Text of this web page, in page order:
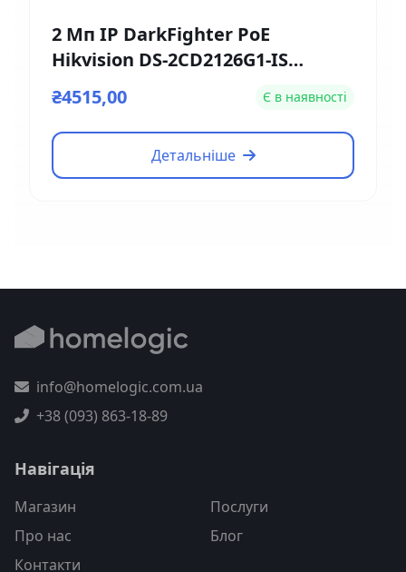
2 Мп IP DarkFighter PoE
Hikvision DS-2CD2126G1-IS
(2.8мм)
₴4515,00 Є в наявності
Детальніше
info@homelogic.com.ua
+38 (093) 863-18-89
Навігація
Магазин
Послуги
Про нас
Блог
Контакти